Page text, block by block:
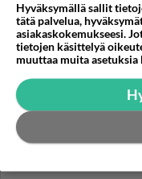
Hyväksymällä sallit
tätä palvelua,
asiakaskokemukseesi.
tietojen käsittelyä
muuttaa muita